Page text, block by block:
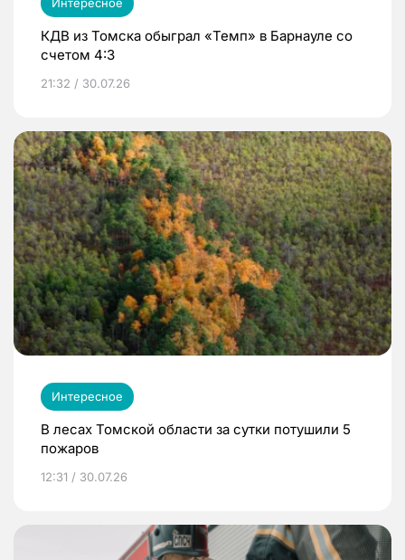
Интересное
КДВ из Томска обыграл «Темп» в Барнауле со
счетом 4:3
21:32 / 30.07.26
Интересное
В лесах Томской области за сутки потушили 5
пожаров
12:31 / 30.07.26